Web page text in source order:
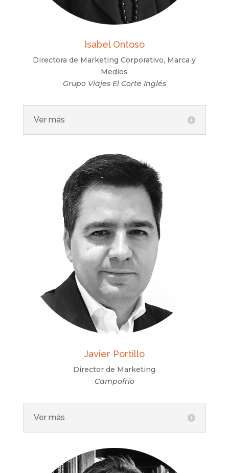
Isabel Ontoso
Directora de MarketingCorporativo, Marca y
Medios
Grupo Viajes El Corte Inglés
Ver más
Javier Portillo
Director de Marketing
Campofrío
Ver más